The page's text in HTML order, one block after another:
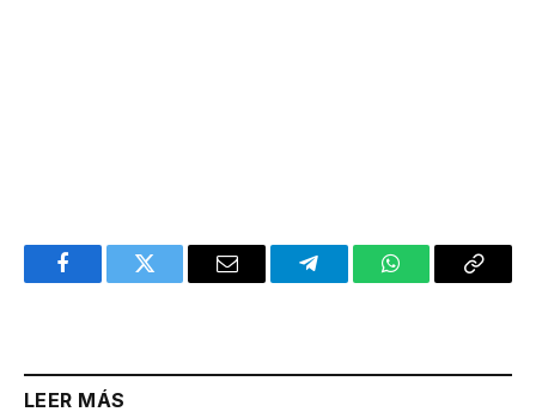
FacebookTwitter Email TelegramWhatsAppCopy
LEER MÁS